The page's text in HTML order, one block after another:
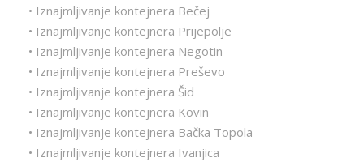
• Iznajmljivanje kontejnera Bečej
• Iznajmljivanje kontejnera Prijepolje
• Iznajmljivanje kontejnera Negotin
• Iznajmljivanje kontejnera Preševo
• Iznajmljivanje kontejnera Šid
• Iznajmljivanje kontejnera Kovin
• Iznajmljivanje kontejnera Bačka Topola
• Iznajmljivanje kontejnera Ivanjica